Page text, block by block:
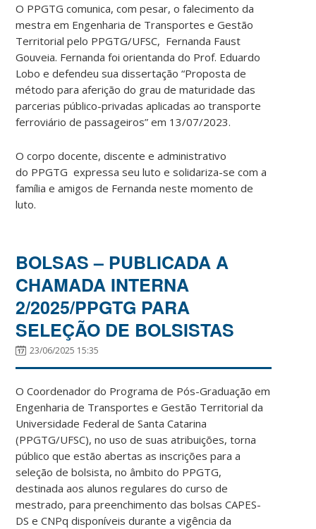
O PPGTG comunica, com pesar, o falecimento da
mestra em Engenharia de Transportes e Gestão
Territorial pelo PPGTG/UFSC, Fernanda Faust
Gouveia. Fernanda foi orientanda do Prof. Eduardo
Lobo e defendeu sua dissertação “Proposta de
método para aferição do grau de maturidade das
parcerias público-privadas aplicadas ao transporte
ferroviário de passageiros” em 13/07/2023.
O corpo docente, discente e administrativo
do PPGTG expressa seu luto e solidariza-se com a
família e amigos de Fernanda neste momento de
luto.
BOLSAS – PUBLICADA A
CHAMADA INTERNA
2/2025/PPGTG PARA
SELEÇÃO DE BOLSISTAS
23/06/2025 15:35
O Coordenador do Programa de Pós-Graduação em
Engenharia de Transportes e Gestão Territorial da
Universidade Federal de Santa Catarina
(PPGTG/UFSC), no uso de suas atribuições, torna
público que estão abertas as inscrições para a
seleção de bolsista, no âmbito do PPGTG,
destinada aos alunos regulares do curso de
mestrado, para preenchimento das bolsas CAPES-
DS e CNPq disponíveis durante a vigência da